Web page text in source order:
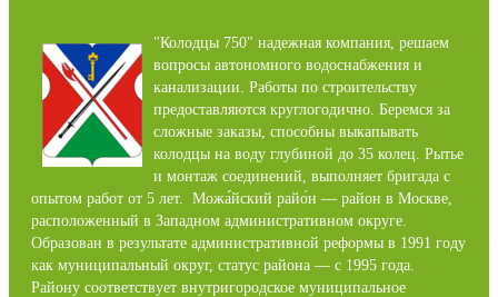
"Колодцы 750" надежная компания, решаем
вопросы автономного водоснабжения и
канализации. Работы по строительству
предоставляются круглогодично. Беремся за
сложные заказы, способны выкапывать
колодцы на воду глубиной до 35 колец. Рытье
и монтаж соединений, выполняет бригада с
опытом работ от 5 лет. Можа́́йский райо́н — район в Москве,
расположенный в Западном административном округе.
Образован в результате административной реформы в 1991 году
как муниципальный округ, статус района — с 1995 года.
Району соответствует внутригородское муниципальное